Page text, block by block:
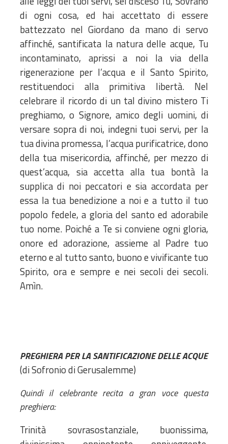
di ogni cosa, ed hai accettato di essere
battezzato nel Giordano da mano di servo
affinché, santificata la natura delle acque, Tu
incontaminato, aprissi a noi la via della
rigenerazione per l’acqua e il Santo Spirito,
restituendoci alla primitiva libertà. Nel
celebrare il ricordo di un tal divino mistero Ti
preghiamo, o Signore, amico degli uomini, di
versare sopra di noi, indegni tuoi servi, per la
tua divina promessa, l’acqua purificatrice, dono
della tua misericordia, affinché, per mezzo di
quest’acqua, sia accetta alla tua bontà la
supplica di noi peccatori e sia accordata per
essa la tua benedizione a noi e a tutto il tuo
popolo fedele, a gloria del santo ed adorabile
tuo nome. Poiché a Te si conviene ogni gloria,
onore ed adorazione, assieme al Padre tuo
eterno e al tutto santo, buono e vivificante tuo
Spirito, ora e sempre e nei secoli dei secoli.
Amìn.
PREGHIERA PER LA SANTIFICAZIONE DELLE ACQUE
(di Sofronio di Gerusalemme)
Quindi il celebrante recita a gran voce questa
preghiera:
Trinità sovrasostanziale, buonissima,